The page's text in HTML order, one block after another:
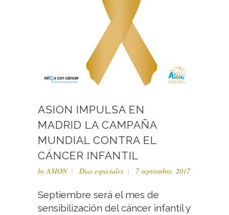
ASION IMPULSA EN
MADRID LA CAMPAÑA
MUNDIAL CONTRA EL
CÁNCER INFANTIL
byASION Días especiales 7 septiembre, 2017
Septiembre será el mes de
sensibilización del cáncer infantil y